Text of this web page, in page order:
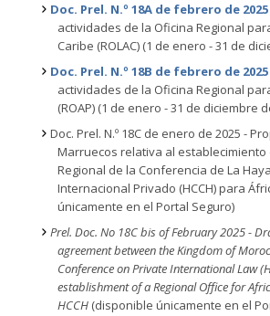
Doc. Prel. N.º 18A de febrero de 2025
actividades de la Oficina Regional
Caribe (ROLAC) (1 de enero - 31 de
Doc. Prel. N.º 18B de febrero de 2025
actividades de la Oficina Regional
(ROAP) (1 de enero - 31 de diciembre
Doc. Prel. N.º 18C de enero de 2025 -
Marruecos relativa al establecimiento
Regional de la Conferencia de La
Internacional Privado (HCCH) para
únicamente en el Portal Seguro)
Prel. Doc. No 18C bis of February 2025 -
agreement between the Kingdom of
Conference on Private International Law
establishment of a Regional Office for
HCCH (disponible únicamente en el